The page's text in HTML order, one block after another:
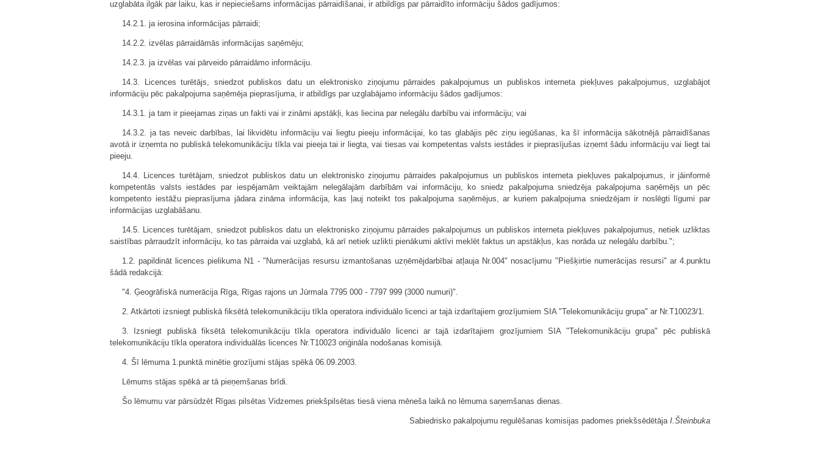
uzglabāta ilgāk par laiku, kas ir nepieciešams informācijas pārraidīšanai, ir atbildīgs par pārraidīto informāciju šādos gadījumos:
14.2.1. ja ierosina informācijas pārraidi;
14.2.2. izvēlas pārraidāmās informācijas saņēmēju;
14.2.3. ja izvēlas vai pārveido pārraidāmo informāciju.
14.3. Licences turētājs, sniedzot publiskos datu un elektronisko ziņojumu pārraides pakalpojumus un publiskos interneta piekļuves pakalpojumus, uzglabājot
informāciju pēc pakalpojuma saņēmēja pieprasījuma, ir atbildīgs par uzglabājamo informāciju šādos gadījumos:
14.3.1. ja tam ir pieejamas ziņas un fakti vai ir zināmi apstākļi, kas liecina par nelegālu darbību vai informāciju; vai
14.3.2. ja tas neveic darbības, lai likvidētu informāciju vai liegtu pieeju informācijai, ko tas glabājis pēc ziņu iegūšanas, ka šī informācija sākotnējā pārraidīšanas
avotā ir izņemta no publiskā telekomunikāciju tīkla vai pieeja tai ir liegta, vai tiesas vai kompetentas valsts iestādes ir pieprasījušas izņemt šādu informāciju vai liegt tai
pieeju.
14.4. Licences turētājam, sniedzot publiskos datu un elektronisko ziņojumu pārraides pakalpojumus un publiskos interneta piekļuves pakalpojumus, ir jāinformē
kompetentās valsts iestādes par iespējamām veiktajām nelegālajām darbībām vai informāciju, ko sniedz pakalpojuma sniedzēja pakalpojuma saņēmējs un pēc
kompetento iestāžu pieprasījuma jādara zināma informācija, kas ļauj noteikt tos pakalpojuma saņēmējus, ar kuriem pakalpojuma sniedzējam ir noslēgti līgumi par
informācijas uzglabāšanu.
14.5. Licences turētājam, sniedzot publiskos datu un elektronisko ziņojumu pārraides pakalpojumus un publiskos interneta piekļuves pakalpojumus, netiek uzliktas
saistības pārraudzīt informāciju, ko tas pārraida vai uzglabā, kā arī netiek uzlikti pienākumi aktīvi meklēt faktus un apstākļus, kas norāda uz nelegālu darbību.";
1.2. papildināt licences pielikuma N1 - "Numerācijas resursu izmantošanas uzņēmējdarbībai atļauja Nr.004" nosacījumu "Piešķirtie numerācijas resursi" ar 4.punktu
šādā redakcijā:
"4. Ģeogrāfiskā numerācija Rīga, Rīgas rajons un Jūrmala 7795 000 - 7797 999 (3000 numuri)".
2. Atkārtoti izsniegt publiskā fiksētā telekomunikāciju tīkla operatora individuālo licenci ar tajā izdarītajiem grozījumiem SIA "Telekomunikāciju grupa" ar Nr.T10023/1.
3. Izsniegt publiskā fiksētā telekomunikāciju tīkla operatora individuālo licenci ar tajā izdarītajiem grozījumiem SIA "Telekomunikāciju grupa" pēc publiskā
telekomunikāciju tīkla operatora individuālās licences Nr.T10023 oriģināla nodošanas komisijā.
4. Šī lēmuma 1.punktā minētie grozījumi stājas spēkā 06.09.2003.
Lēmums stājas spēkā ar tā pieņemšanas brīdi.
Šo lēmumu var pārsūdzēt Rīgas pilsētas Vidzemes priekšpilsētas tiesā viena mēneša laikā no lēmuma saņemšanas dienas.
Sabiedrisko pakalpojumu regulēšanas komisijas padomes priekšsēdētāja I.Šteinbuka